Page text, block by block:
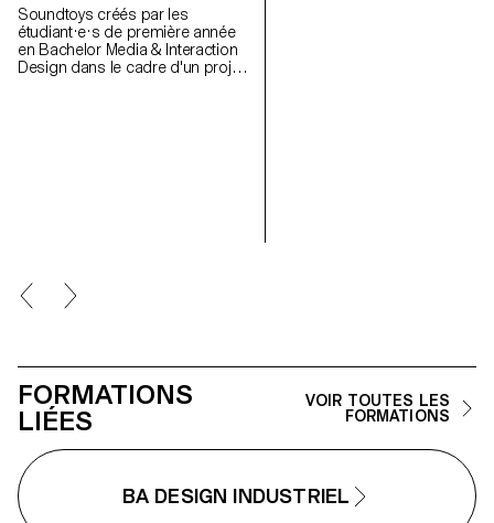
Soundtoys créés par les
étudiant·e·s de première année
en Bachelor Media & Interaction
Design dans le cadre d'un projet
FORMATIONS
LIÉES
VOIR TOUTES LES
FORMATIONS
BA DESIGN INDUSTRIEL